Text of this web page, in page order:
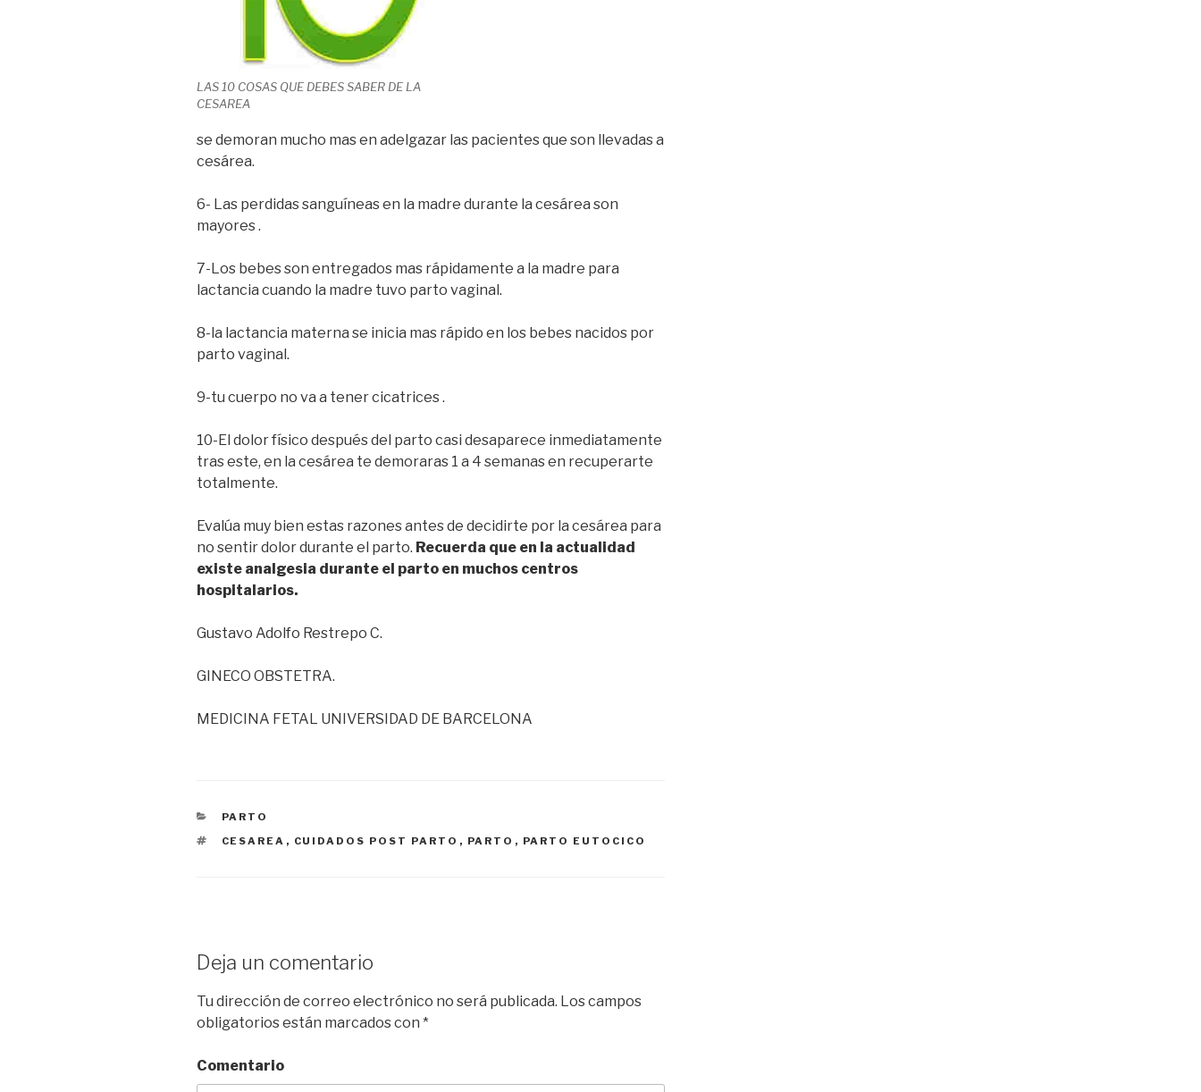
LAS 10 COSAS QUE DEBES SABER DE LA
CESAREA
se demoran mucho mas en adelgazar las pacientes que son llevadas a
cesárea.
6- Las perdidas sanguíneas en la madre durante la cesárea son
mayores .
7-Los bebes son entregados mas rápidamente a la madre para
lactancia cuando la madre tuvo parto vaginal.
8-la lactancia materna se inicia mas rápido en los bebes nacidos por
parto vaginal.
9-tu cuerpo no va a tener cicatrices .
10-El dolor físico después del parto casi desaparece inmediatamente
tras este, en la cesárea te demoraras 1 a 4 semanas en recuperarte
totalmente.
Evalúa muy bien estas razones antes de decidirte por la cesárea para
no sentir dolor durante el parto. Recuerda que en la actualidad
existe analgesia durante el parto en muchos centros
hospitalarios.
Gustavo Adolfo Restrepo C.
GINECO OBSTETRA.
MEDICINA FETAL UNIVERSIDAD DE BARCELONA
CATEGORÍAS
PARTO
ETIQUETAS
CESAREA , CUIDADOS POST PARTO , PARTO , PARTO EUTOCICO
Deja un comentario
Tu dirección de correo electrónico no será publicada. Los campos
obligatorios están marcados con *
Comentario